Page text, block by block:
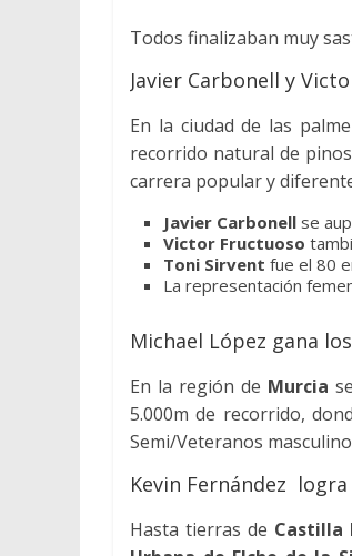
Todos finalizaban muy
Javier Carbonell y
En la ciudad de las
recorrido natural de
carrera popular y
Javier Carbonell se
Victor Fructuoso
Toni Sirvent fue el 80
La representación
Michael López gana
En la región de Murcia
5.000m de recorrido,
Semi/Veteranos
Kevin Fernández
Hasta tierras de Castilla